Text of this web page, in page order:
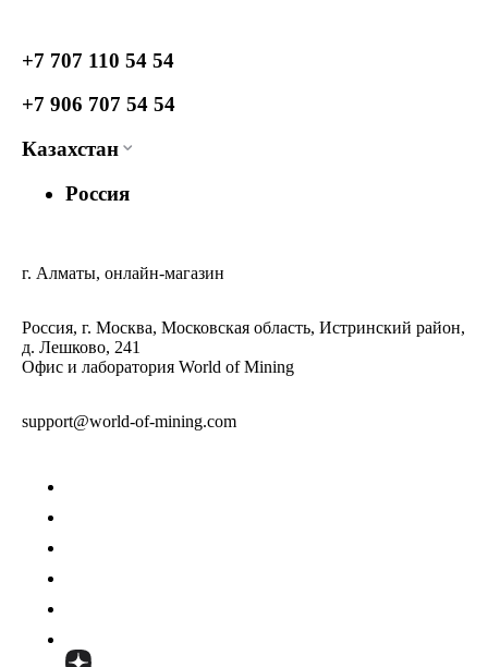
+7 707 110 54 54
+7 906 707 54 54
Казахстан
Россия
г. Алматы, онлайн-магазин
Россия, г. Москва, Московская область, Истринский район,
д. Лешково, 241
Офис и лаборатория World of Mining
support@world-of-mining.com